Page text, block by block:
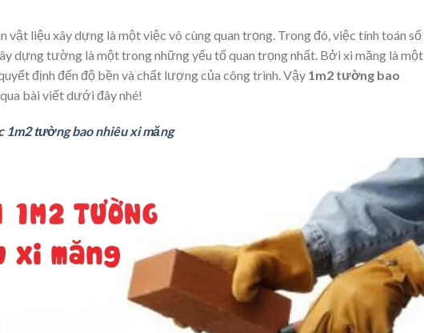
vật liệu xây dựng là một việc vô cùng quan trọng. Trong đó, việc tính toán số
dựng tường là một trong những yếu tố quan trọng nhất. Bởi xi măng là một
định đến độ bền và chất lượng của công trình. Vậy 1m2 tường bao
bài viết dưới đây nhé!
1m2 tường bao nhiêu xi măng